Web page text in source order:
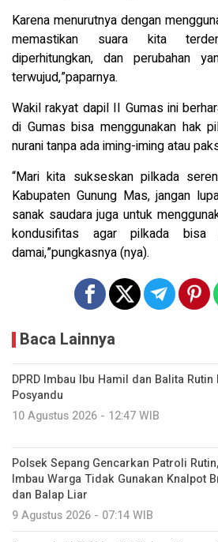
Karena menurutnya dengan
memastikan suara kita
diperhitungkan, dan perubahan
terwujud,”paparnya.
Wakil rakyat dapil II Gumas ini
di Gumas bisa menggunakan hak
nurani tanpa ada iming-iming atau
“Mari kita sukseskan pilkada
Kabupaten Gunung Mas, jangan
sanak saudara juga untuk
kondusifitas agar pilkada bisa
damai,”pungkasnya (nya).
Baca Lainnya
DPRD Imbau Ibu Hamil dan Balita Rutin
Posyandu
10 Agustus 2026 - 12:47 WIB
Polsek Sepang Gencarkan Patroli Rutin,
Imbau Warga Tidak Gunakan Knalpot
dan Balap Liar
9 Agustus 2026 - 07:14 WIB